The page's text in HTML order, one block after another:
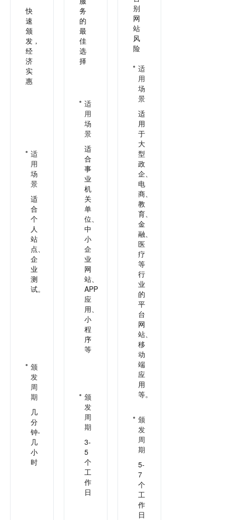
快
速
颁
发，
经
济
实
惠
适
用
场
景
适
合
个
人
站
点、
企
业
测
试。
颁
发
周
期
几
分
钟-
几
小
时
务
的
最
佳
选
择
适
用
场
景
适
合
事
业
机
关
单
位、
中
小
企
业
网
站、
APP
应
用、
小
程
序
等
颁
发
周
期
3-
5
个
工
作
日
别
网
站
风
险
适
用
场
景
适
用
于
大
型
政
企、
电
商、
教
育、
金
融、
医
疗
等
行
业
的
平
台
网
站、
移
动
端
应
用
等。
颁
发
周
期
5-
7
个
工
作
日